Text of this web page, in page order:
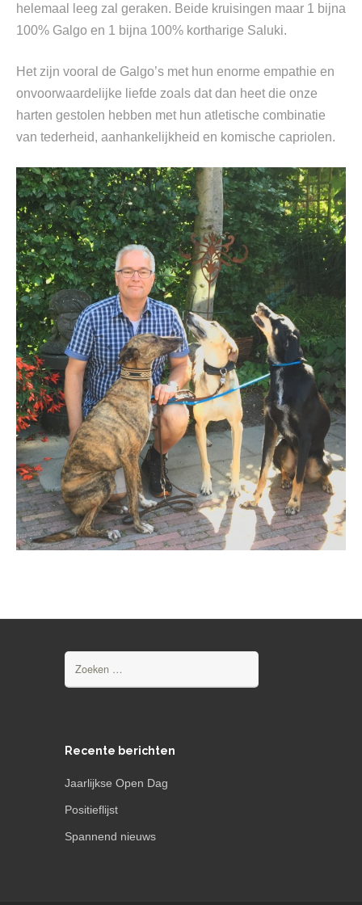
helemaal leeg zal geraken. Beide kruisingen maar 1 bijna
100% Galgo en 1 bijna 100% kortharige Saluki.
Het zijn vooral de Galgo’s met hun enorme empathie en
onvoorwaardelijke liefde zoals dat dan heet die onze
harten gestolen hebben met hun atletische combinatie
van tederheid, aanhankelijkheid en komische capriolen.
Recente berichten
Jaarlijkse Open Dag
Positieflijst
Spannend nieuws